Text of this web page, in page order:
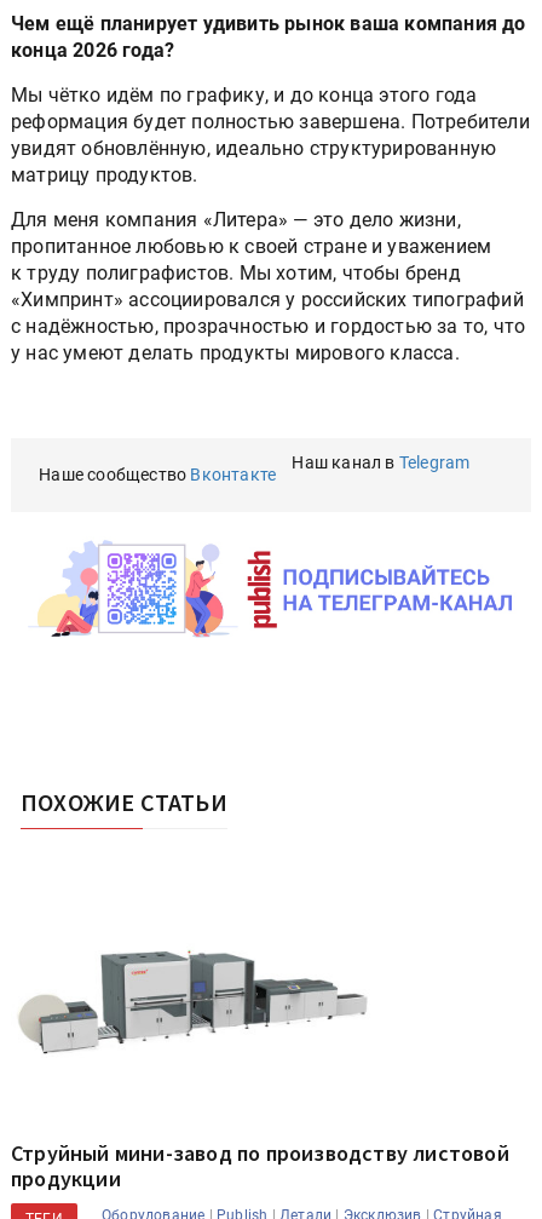
Чем ещё планирует удивить рынок ваша компания до
конца 2026 года?
Мы чётко идём по графику, и до конца этого года
реформация будет полностью завершена. Потребители
увидят обновлённую, идеально структурированную
матрицу продуктов.
Для меня компания «Литера» — это дело жизни,
пропитанное любовью к своей стране и уважением
к труду полиграфистов. Мы хотим, чтобы бренд
«Химпринт» ассоциировался у российских типографий
с надёжностью, прозрачностью и гордостью за то, что
у нас умеют делать продукты мирового класса.
Наше сообщество Вконтакте
Наш канал в Telegram
ПОХОЖИЕ СТАТЬИ
Струйный мини-завод по производству листовой
продукции
Оборудование | Publish | Детали | Эксклюзив |Струйная